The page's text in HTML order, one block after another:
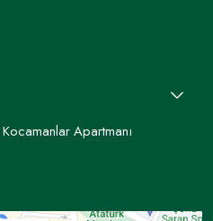
Apartmanı